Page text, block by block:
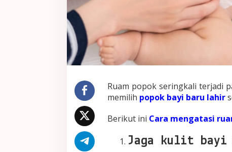
Ruam popok seringkali terjadi
memilih popok bayi baru lahir
Berikut ini Cara mengatasi
Jaga kulit bayi